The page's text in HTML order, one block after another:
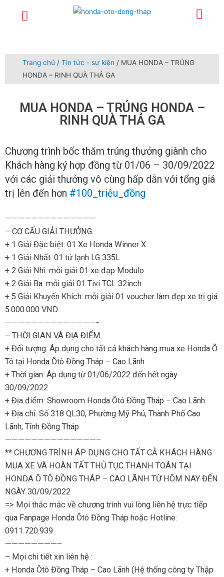
Trang chủ / Tin tức - sự kiện / MUA HONDA – TRÚNG
HONDA – RINH QUÀ THẢ GA
MUA HONDA – TRÚNG HONDA –
RINH QUÀ THẢ GA
Chương trình bốc thăm trúng thưởng giành cho
Khách hàng ký hợp đồng từ 01/06 – 30/09/2022
với các giải thưởng vô cùng hấp dẫn với tổng giá
trị lên đến hơn #100_triệu_đồng
——————————————
– CƠ CẤU GIẢI THƯỞNG:
+ 1 Giải Đặc biệt: 01 Xe Honda Winner X
+ 1 Giải Nhất: 01 tử lạnh LG 335L
+ 2 Giải Nhì: mỗi giải 01 xe đạp Modulo
+ 2 Giải Ba: mỗi giải 01 Tivi TCL 32inch
+ 5 Giải Khuyến Khích: mỗi giải 01 voucher làm đẹp xe trị giá
5.000.000 VND
——————————————-
– THỜI GIAN VÀ ĐỊA ĐIỂM:
+ Đối tượng: Áp dụng cho tất cả khách hàng mua xe Honda Ô
Tô tại Honda Ôtô Đồng Tháp – Cao Lãnh
+ Thời gian: Áp dụng từ 01/06/2022 đến hết ngày
30/09/2022
+ Địa điểm: Showroom Honda Ôtô Đồng Tháp – Cao Lãnh
+ Địa chỉ: Số 318 QL30, Phường Mỹ Phú, Thành Phố Cao
Lãnh, Tỉnh Đồng Tháp.
——————————————–
** CHƯƠNG TRÌNH ÁP DỤNG CHO TẤT CẢ KHÁCH HÀNG
MUA XE VÀ HOÀN TẤT THỦ TỤC THANH TOÁN TẠI
HONDA Ô TÔ ĐỒNG THÁP – CAO LÃNH TỪ HÔM NAY ĐẾN
NGÀY 30/09/2022
=> Mọi thắc mắc về chương trình vui lòng liên hệ trực tiếp
qua Fanpage Honda Ôtô Đồng Tháp hoặc Hotline:
0911.720.939
————————–
– Mọi chi tiết xin liên hệ :
+ Honda Ôtô Đồng Tháp – Cao Lãnh (Hệ thống công ty Thập